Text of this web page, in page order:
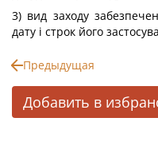
3) вид заходу
дату і строк його
Предыдущая
Добавить в